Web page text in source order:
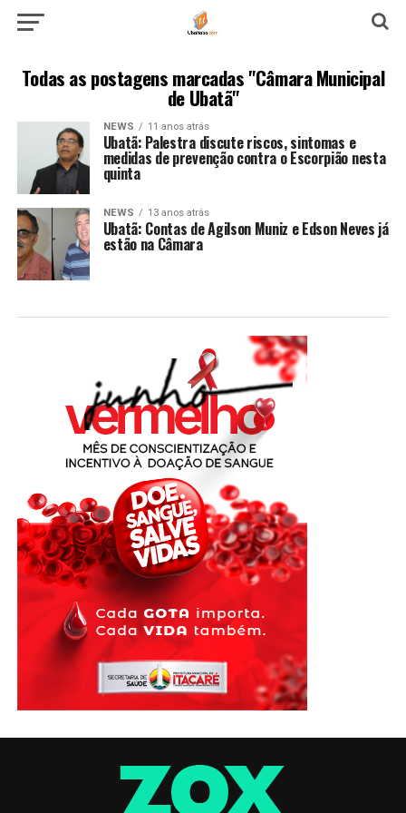
Todas as postagens marcadas "Câmara Municipal
de Ubatã"
NEWS 11 anos atrás
Ubatã: Palestra discute riscos, sintomas e
medidas de prevenção contra o Escorpião nesta
quinta
NEWS 13 anos atrás
Ubatã: Contas de Agilson Muniz e Edson Neves já
estão na Câmara